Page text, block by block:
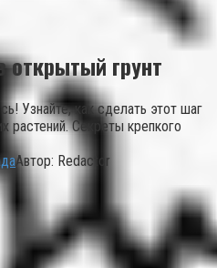
грунт
Узнайте, как сделать этот шаг
растений. Секреты крепкого
Автор: Redactor